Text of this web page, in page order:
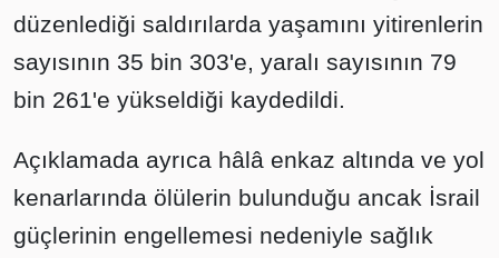
düzenlediği saldırılarda yaşamını yitirenlerin
sayısının 35 bin 303'e, yaralı sayısının 79
bin 261'e yükseldiği kaydedildi.
Açıklamada ayrıca hâlâ enkaz altında ve yol
kenarlarında ölülerin bulunduğu ancak İsrail
güçlerinin engellemesi nedeniyle sağlık